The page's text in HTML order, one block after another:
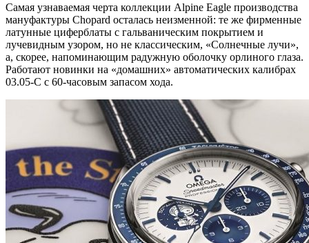
Самая узнаваемая черта коллекции Alpine Eagle производства
мануфактуры Chopard осталась неизменной: те же фирменные
латунные циферблаты с гальваническим покрытием и
лучевидным узором, но не классическим, «Солнечные лучи»,
а, скорее, напоминающим радужную оболочку орлиного глаза.
Работают новинки на «домашних» автоматических калибрах
03.05-C с 60-часовым запасом хода.